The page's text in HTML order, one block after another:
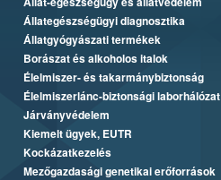
Állategészségügyi diagnosztika
Állatgyógyászati termékek
Borászat és alkoholos italok
Élelmiszer- és takarmánybiztonság
Élelmiszerlánc-biztonsági laborhálózat
Járványvédelem
Kiemelt ügyek, EUTR
Kockázatkezelés
Mezőgazdasági genetikai erőforrások